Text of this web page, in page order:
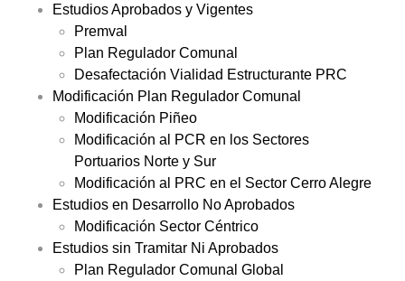
Estudios Aprobados y Vigentes
Premval
Plan Regulador Comunal
Desafectación Vialidad Estructurante PRC
Modificación Plan Regulador Comunal
Modificación Piñeo
Modificación al PCR en los Sectores
Portuarios Norte y Sur
Modificación al PRC en el Sector Cerro Alegre
Estudios en Desarrollo No Aprobados
Modificación Sector Céntrico
Estudios sin Tramitar Ni Aprobados
Plan Regulador Comunal Global